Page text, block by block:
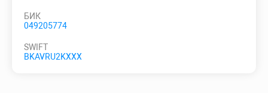
БИК
049205774
SWIFT
BKAVRU2KXXX